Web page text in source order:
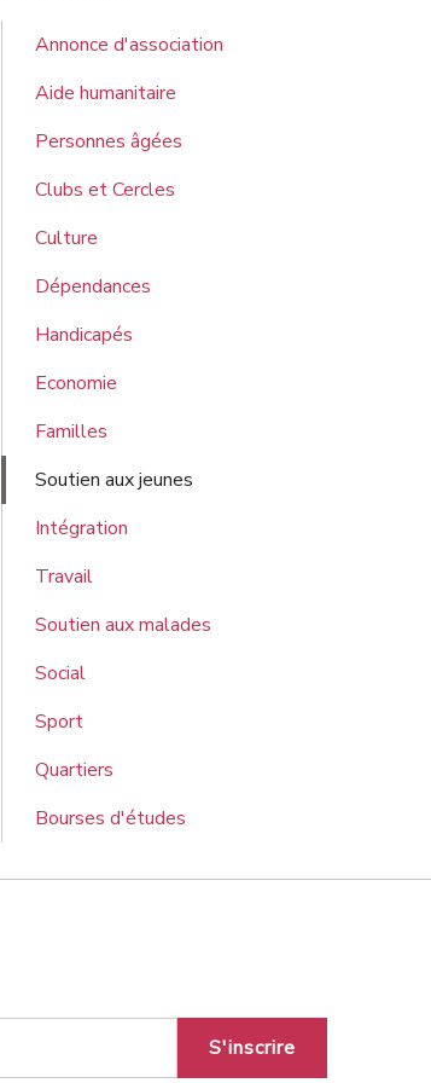
Annonce d'association
Aide humanitaire
Personnes âgées
Clubs et Cercles
Culture
Dépendances
Handicapés
Economie
Familles
Soutien aux jeunes
Intégration
Travail
Soutien aux malades
Social
Sport
Quartiers
Bourses d'études
S'inscrire